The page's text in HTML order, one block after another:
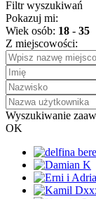
Filtr wyszukiwań
Pokazuj mi:
Wiek osób: 18 - 35
Z miejscowości:
Wyszukiwanie
OK